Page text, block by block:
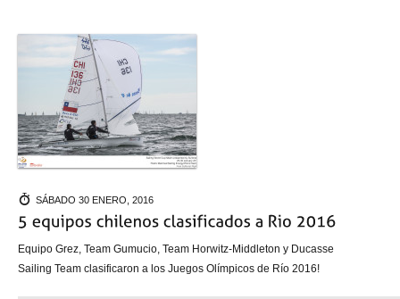
SÁBADO 30 ENERO, 2016
Equipo Grez, Team Gumucio, Team Horwitz-Middleton y Ducasse
Sailing Team clasificaron a los Juegos Olímpicos de Río 2016!